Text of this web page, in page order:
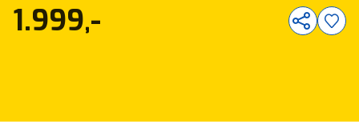
1.999,-